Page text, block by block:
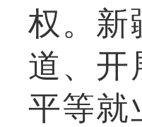
权。新
道、开
平等就